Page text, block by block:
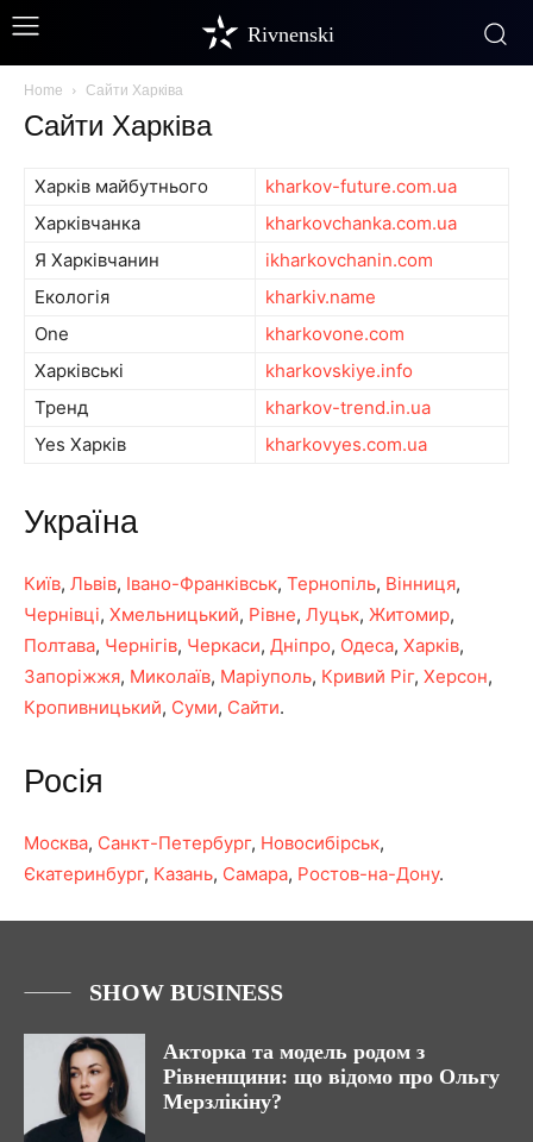
Rivnenski
Home Сайти Харківа
Сайти Харківа
Харків майбутнього
kharkov-future.com.ua
Харківчанка
kharkovchanka.com.ua
Я Харківчанин
ikharkovchanin.com
Екологія
kharkiv.name
One
kharkovone.com
Харківські
kharkovskiye.info
Тренд
kharkov-trend.in.ua
Yes Харків
kharkovyes.com.ua
Україна
Київ, Львів, Івано-Франківськ, Тернопіль, Вінниця,
Чернівці, Хмельницький, Рівне, Луцьк, Житомир,
Полтава, Чернігів, Черкаси, Дніпро, Одеса, Харків,
Запоріжжя, Миколаїв, Маріуполь, Кривий Ріг, Херсон,
Кропивницький, Суми, Сайти.
Росія
Москва, Санкт-Петербург, Новосибірськ,
Єкатеринбург, Казань, Самара, Ростов-на-Дону.
SHOW BUSINESS
Акторка та модель родом з
Рівненщини: що відомо про Ольгу
Мерзлікіну?